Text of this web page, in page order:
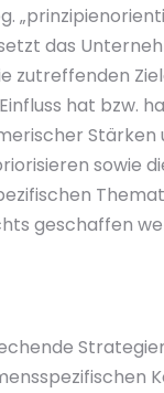
das
zutreffenden
hat bzw.
sowie
geschaffen